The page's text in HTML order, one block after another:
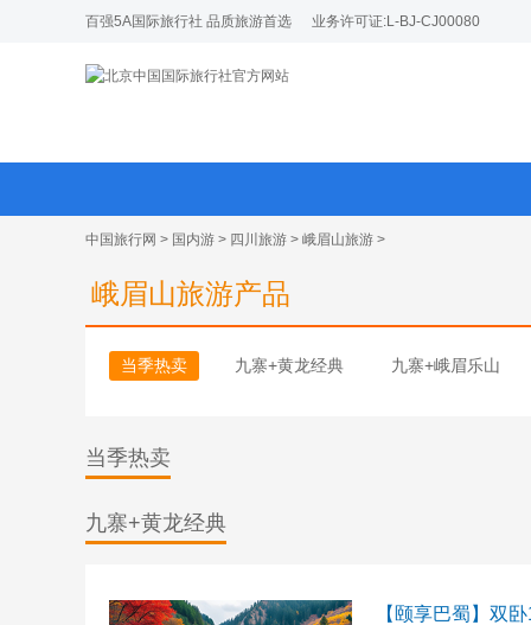
百强5A国际旅行社 品质旅游首选 业务许可证:L-BJ-CJ00080
中国旅行网 > 国内游 > 四川旅游 > 峨眉山旅游 >
峨眉山旅游产品
当季热卖 九寨+黄龙经典 九寨+峨眉乐山
当季热卖
九寨+黄龙经典
【颐享巴蜀】双